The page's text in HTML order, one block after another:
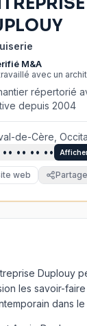
M&A
avec un
répertorié
depuis 2004
de-Cère,
•• •• •• ••
web
Duplouy
les savoir-
dans